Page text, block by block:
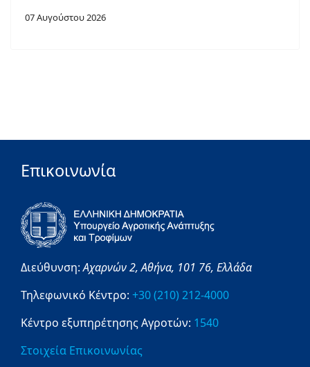
07 Αυγούστου 2026
Επικοινωνία
Διεύθυνση:Αχαρνών 2,Αθήνα, 101 76, Ελλάδα
Τηλεφωνικό Κέντρο: +30 (210) 212-4000
Κέντρο εξυπηρέτησης Αγροτών: 1540
Στοιχεία Επικοινωνίας